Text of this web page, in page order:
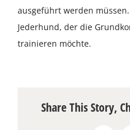
Kontakt & Anfahrt
ausgeführt werden
Jederhund, der die
trainieren möchte.
Share This Story,